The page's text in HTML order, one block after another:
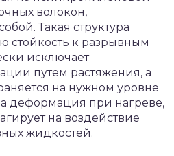
волокон,
Такая структура
стойкость к разрывным
исключает
путем растяжения, а
на нужном уровне
деформация при нагреве,
на воздействие
жидкостей.